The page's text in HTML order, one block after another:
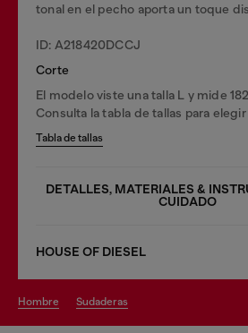
tonal en el pecho aporta un toque
ID: A218420DCCJ
Corte
El modelo viste una talla L y mide
Consulta la tabla de tallas para
Tabla de tallas
DETALLES, MATERIALES &
CUIDADO
HOUSE OF DIESEL
hombre sudaderas